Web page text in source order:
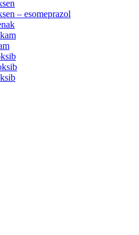
– esomeprazol